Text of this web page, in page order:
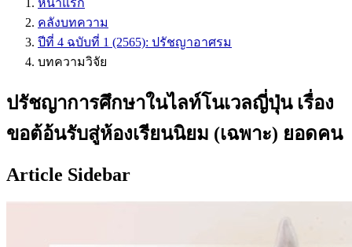
หน้าแรก
คลังบทความ
ปีที่ 4 ฉบับที่ 1 (2565): ปรัชญาอาศรม
บทความวิจัย
ปรัชญาการศึกษาในไลท์โนเวลญี่ปุ่น เรื่อง
ขอต้อ้นรับสู่ห้องเรียนนิยม (เฉพาะ) ยอดคน
Article Sidebar